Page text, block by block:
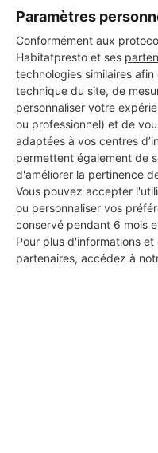
Paramètres
Conformément aux
Habitatpresto et ses
technologies similaires
technique du site, de
personnaliser votre
ou professionnel) et de
adaptées à vos centres
permettent également de
d'améliorer la pertinence
Vous pouvez accepter
ou personnaliser vos
conservé pendant 6 mois
Pour plus d'informations
partenaires, accédez à